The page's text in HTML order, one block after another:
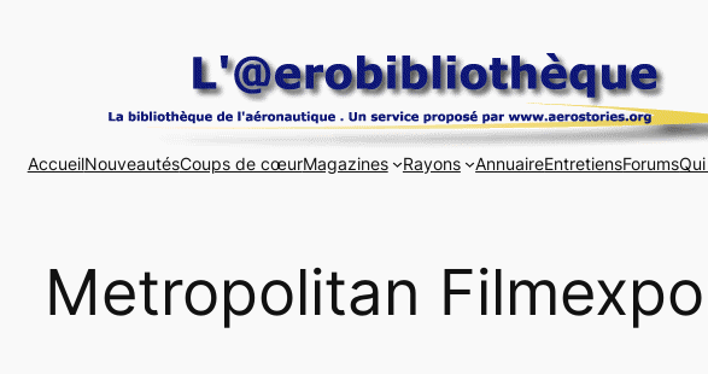
AccueilNouveautésCoups de cœurMagazines Rayons AnnuaireEntretiensForums
Metropolitan